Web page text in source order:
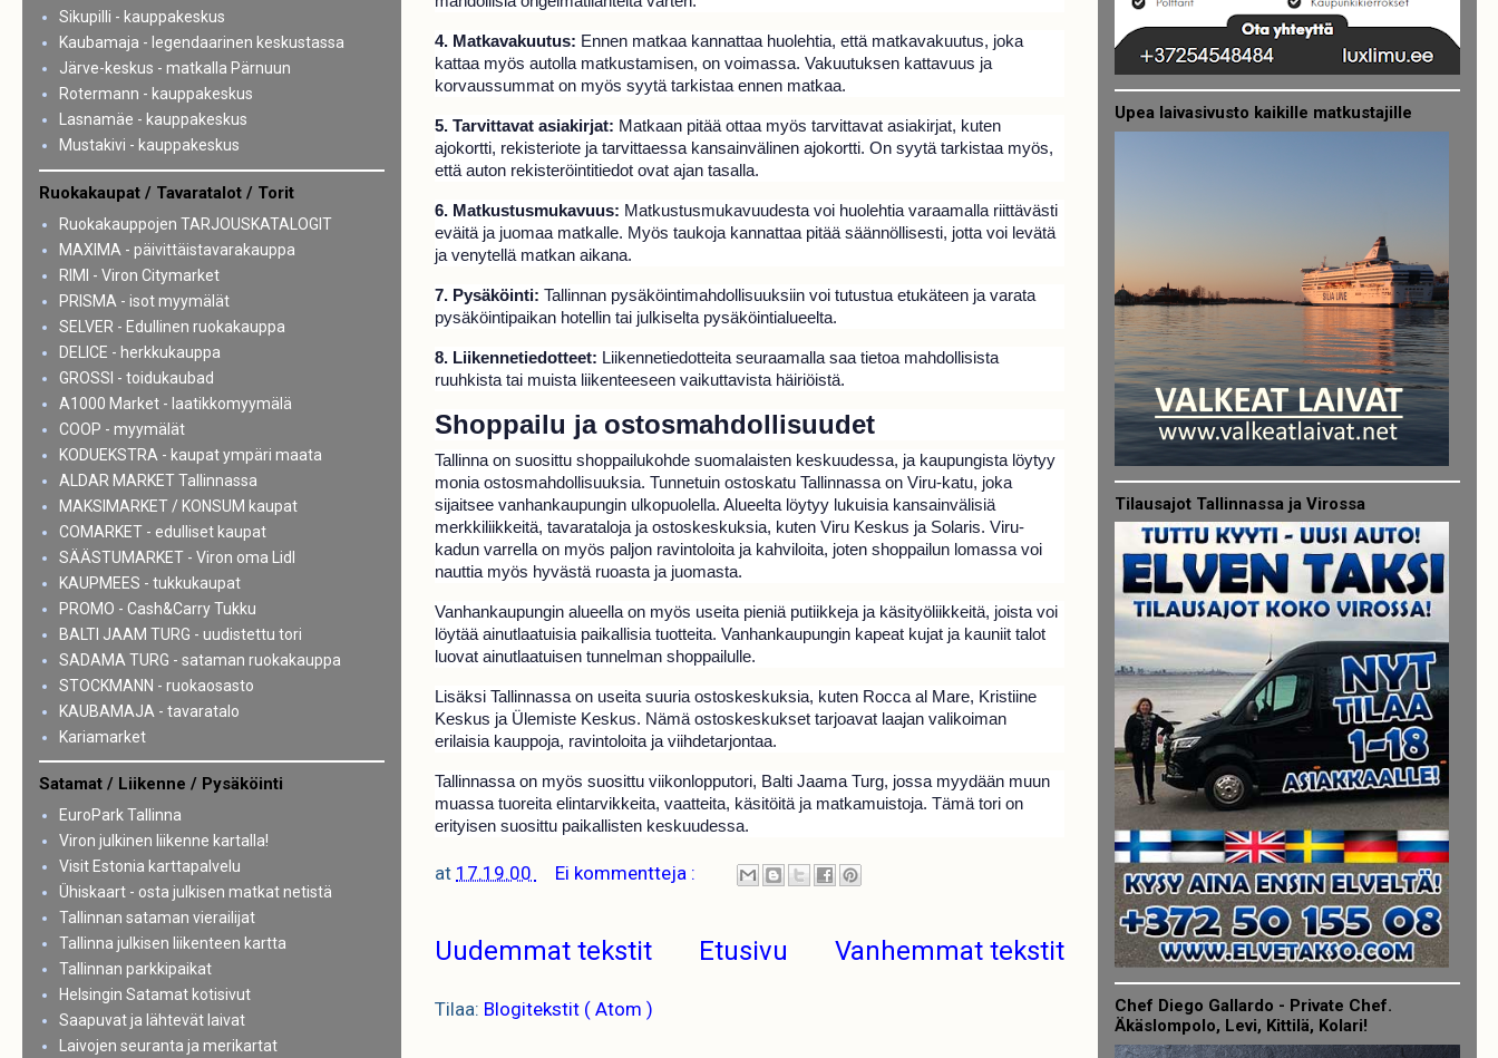
4. Matkavakuutus: Ennen matkaa kannattaa huolehtia, että matkavakuutus, joka
kattaa myös autolla matkustamisen, on voimassa. Vakuutuksen kattavuus ja
korvaussummat on myös syytä tarkistaa ennen matkaa.
5. Tarvittavat asiakirjat: Matkaan pitää ottaa myös tarvittavat asiakirjat, kuten
ajokortti, rekisteriote ja tarvittaessa kansainvälinen ajokortti. On syytä tarkistaa myös,
että auton rekisteröintitiedot ovat ajan tasalla.
6. Matkustusmukavuus: Matkustusmukavuudesta voi huolehtia varaamalla riittävästi
eväitä ja juomaa matkalle. Myös taukoja kannattaa pitää säännöllisesti, jotta voi levätä
ja venytellä matkan aikana.
7. Pysäköinti: Tallinnan pysäköintimahdollisuuksiin voi tutustua etukäteen ja varata
pysäköintipaikan hotellin tai julkiselta pysäköintialueelta.
8. Liikennetiedotteet: Liikennetiedotteita seuraamalla saa tietoa mahdollisista
ruuhkista tai muista liikenteeseen vaikuttavista häiriöistä.
Shoppailu ja ostosmahdollisuudet
Tallinna on suosittu shoppailukohde suomalaisten keskuudessa, ja kaupungista löytyy
monia ostosmahdollisuuksia. Tunnetuin ostoskatu Tallinnassa on Viru-katu, joka
sijaitsee vanhankaupungin ulkopuolella. Alueelta löytyy lukuisia kansainvälisiä
merkkiliikkeitä, tavarataloja ja ostoskeskuksia, kuten Viru Keskus ja Solaris. Viru-
kadun varrella on myös paljon ravintoloita ja kahviloita, joten shoppailun lomassa voi
nauttia myös hyvästä ruoasta ja juomasta.
Vanhankaupungin alueella on myös useita pieniä putiikkeja ja käsityöliikkeitä, joista voi
löytää ainutlaatuisia paikallisia tuotteita. Vanhankaupungin kapeat kujat ja kauniit talot
luovat ainutlaatuisen tunnelman shoppailulle.
Lisäksi Tallinnassa on useita suuria ostoskeskuksia, kuten Rocca al Mare, Kristiine
Keskus ja Ülemiste Keskus. Nämä ostoskeskukset tarjoavat laajan valikoiman
erilaisia kauppoja, ravintoloita ja viihdetarjontaa.
Tallinnassa on myös suosittu viikonlopputori, Balti Jaama Turg, jossa myydään muun
muassa tuoreita elintarvikkeita, vaatteita, käsitöitä ja matkamuistoja. Tämä tori on
erityisen suosittu paikallisten keskuudessa.
at 17.19.00 Ei kommentteja :
Uudemmat tekstit Vanhemmat tekstit
Etusivu
Tilaa: Blogitekstit ( Atom )
Sikupilli - kauppakeskus
Kaubamaja - legendaarinen keskustassa
Järve-keskus - matkalla Pärnuun
Rotermann - kauppakeskus
Lasnamäe - kauppakeskus
Mustakivi - kauppakeskus
Ruokakaupat / Tavaratalot / Torit
Ruokakauppojen TARJOUSKATALOGIT
MAXIMA - päivittäistavarakauppa
RIMI - Viron Citymarket
PRISMA - isot myymälät
SELVER - Edullinen ruokakauppa
DELICE - herkkukauppa
GROSSI - toidukaubad
A1000 Market - laatikkomyymälä
COOP - myymälät
KODUEKSTRA - kaupat ympäri maata
ALDAR MARKET Tallinnassa
MAKSIMARKET / KONSUM kaupat
COMARKET - edulliset kaupat
SÄÄSTUMARKET - Viron oma Lidl
KAUPMEES - tukkukaupat
PROMO - Cash&Carry Tukku
BALTI JAAM TURG - uudistettu tori
SADAMA TURG - sataman ruokakauppa
STOCKMANN - ruokaosasto
KAUBAMAJA - tavaratalo
Kariamarket
Satamat / Liikenne / Pysäköinti
EuroPark Tallinna
Viron julkinen liikenne kartalla!
Visit Estonia karttapalvelu
Ühiskaart - osta julkisen matkat netistä
Tallinnan sataman vierailijat
Tallinna julkisen liikenteen kartta
Tallinnan parkkipaikat
Helsingin Satamat kotisivut
Saapuvat ja lähtevät laivat
Laivojen seuranta ja merikartat
Upea laivasivusto kaikille matkustajille
Tilausajot Tallinnassa ja Virossa
Chef Diego Gallardo - Private Chef.
Äkäslompolo, Levi, Kittilä, Kolari!